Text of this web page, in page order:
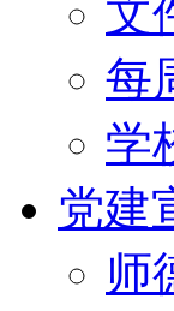
文
每
学
党建
师